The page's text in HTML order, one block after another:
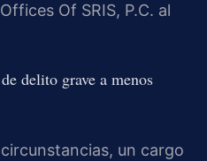
Of SRIS, P.C. al
delito grave a menos
un cargo